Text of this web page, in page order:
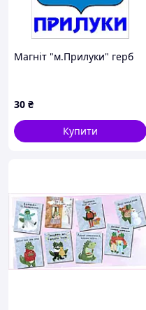
Магніт "м.Прилуки" герб
30 ₴
Купити